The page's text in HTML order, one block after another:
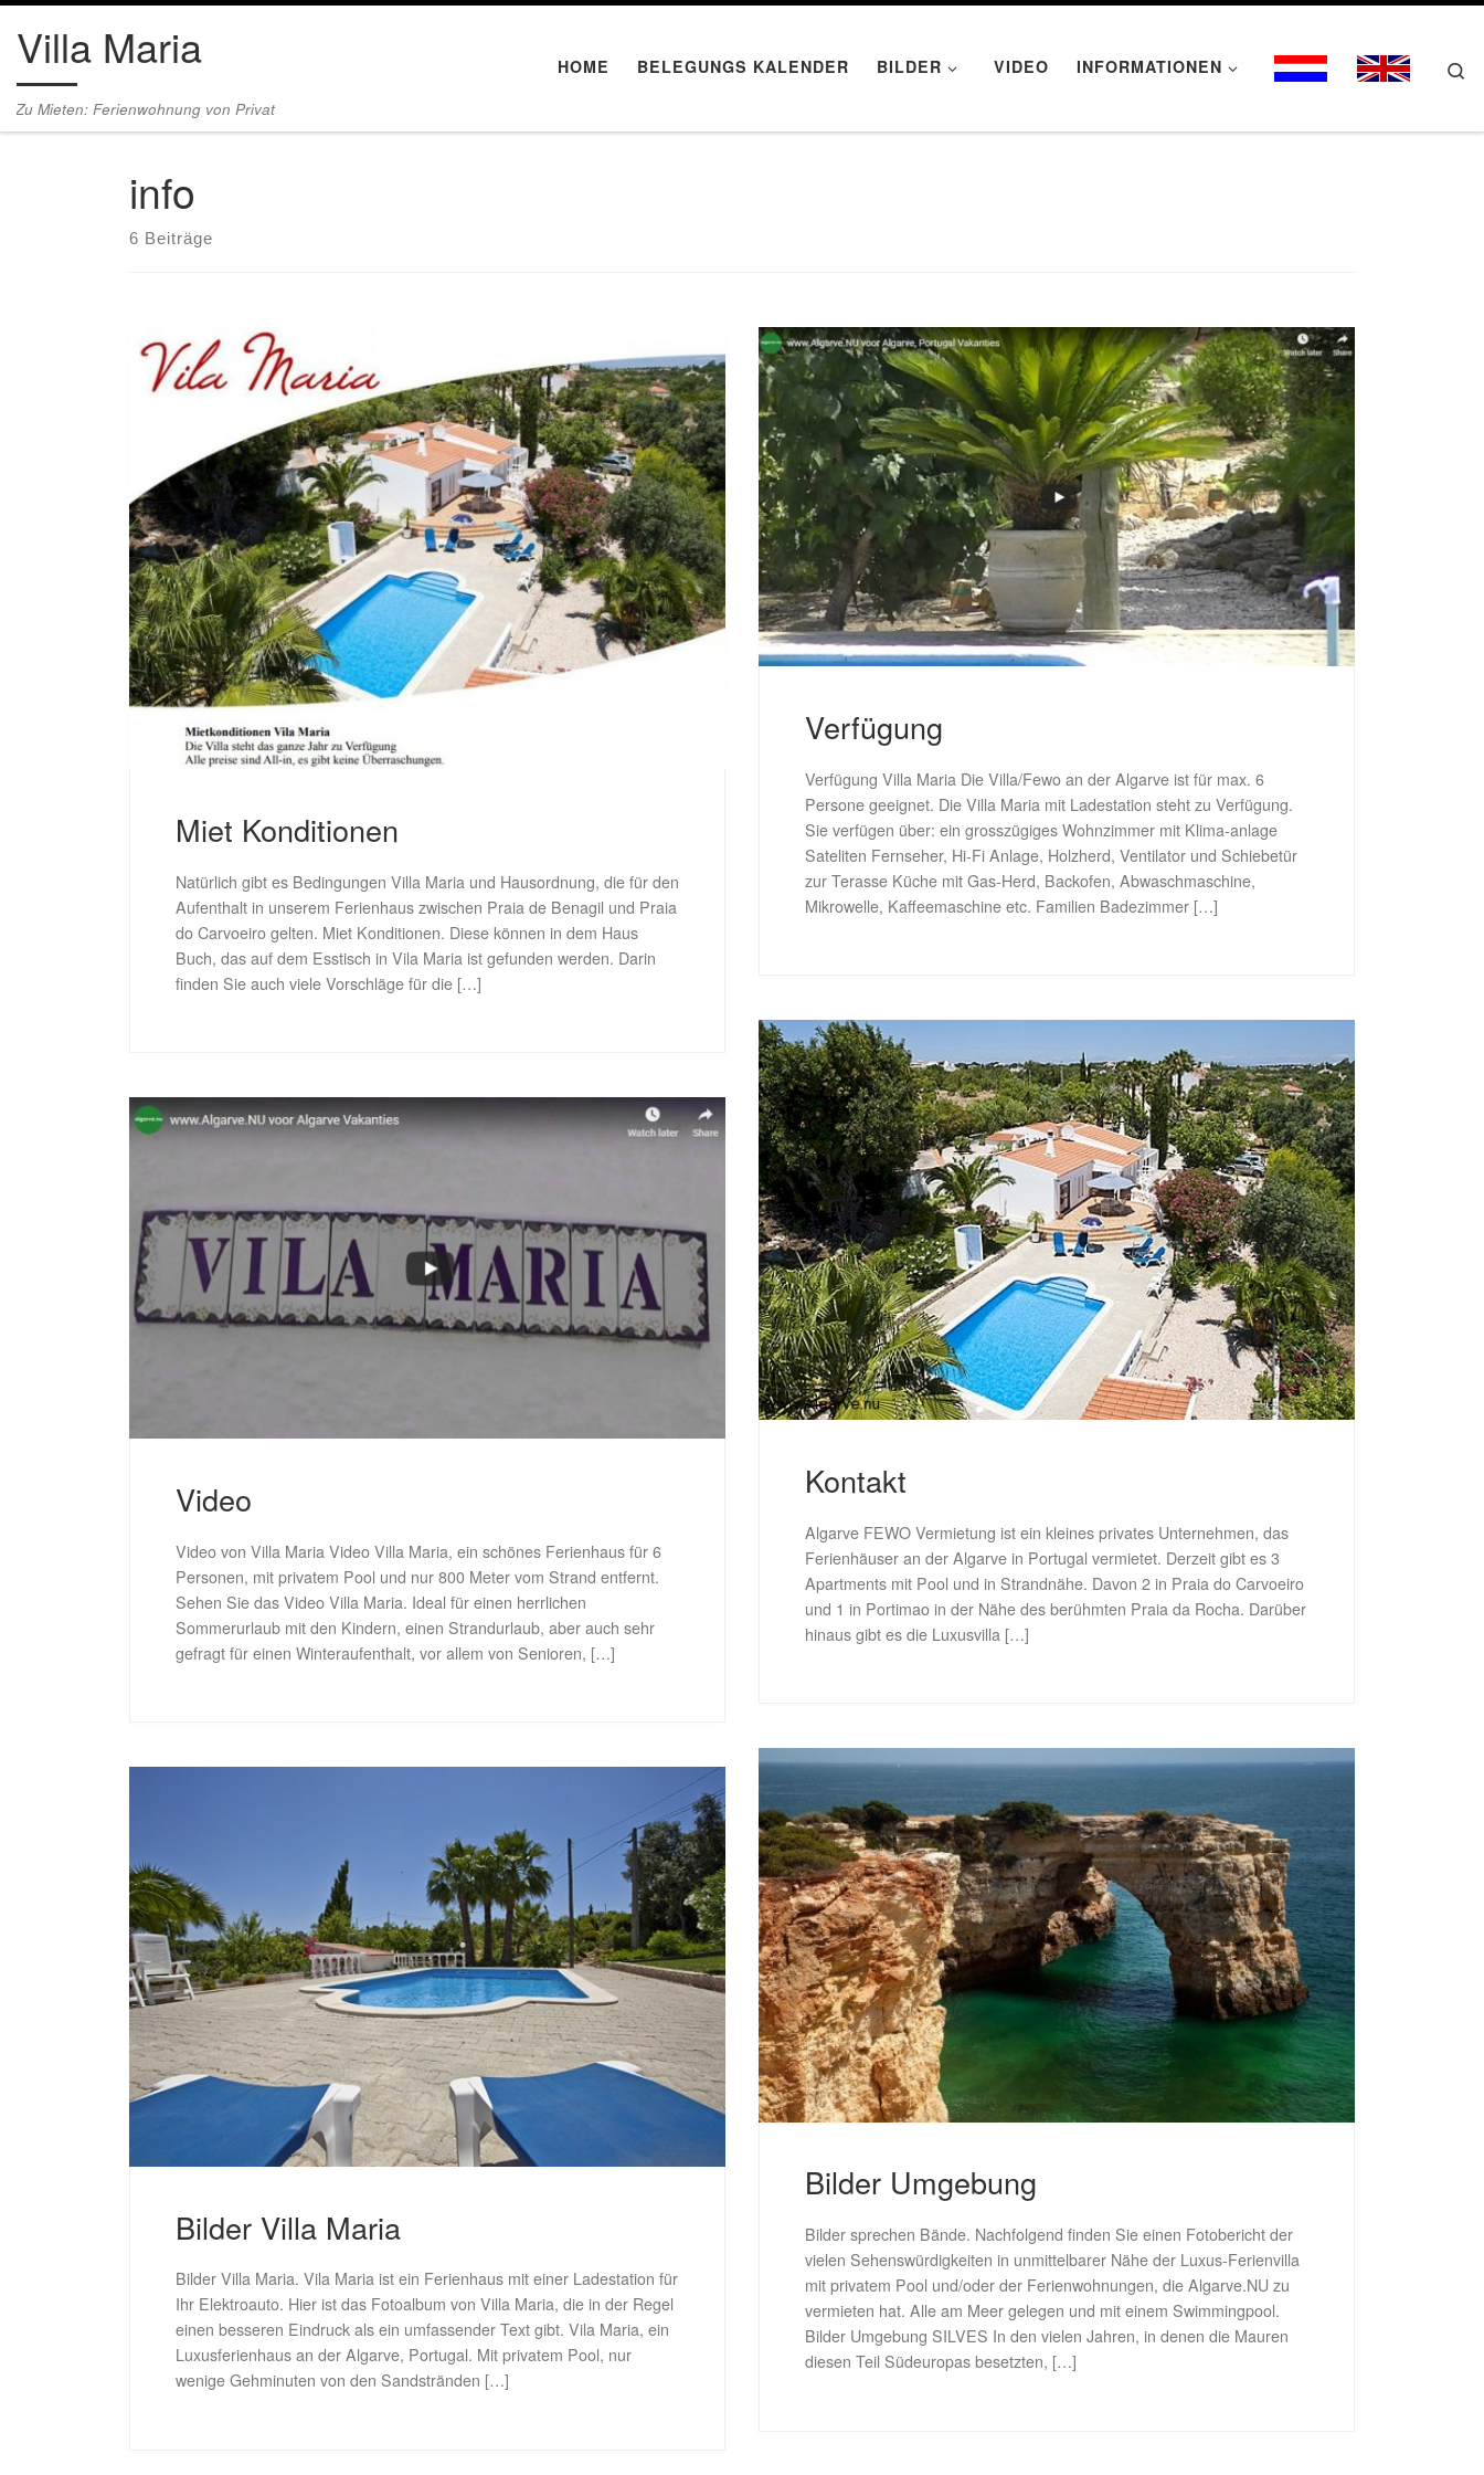
Zum Inhalt springen
Villa Maria
Zu Mieten: Ferienwohnung von Privat
HOME BELEGUNGS KALENDER BILDER VIDEO INFORMATIONEN
info
6 Beiträge
Miet Konditionen
Natürlich gibt es Bedingungen Villa Maria und Hausordnung, die für den
Aufenthalt in unserem Ferienhaus zwischen Praia de Benagil und Praia
do Carvoeiro gelten. Miet Konditionen. Diese können in dem Haus
Buch, das auf dem Esstisch in Vila Maria ist gefunden werden. Darin
finden Sie auch viele Vorschläge für die […]
Verfügung
Verfügung Villa Maria Die Villa/Fewo an der Algarve ist für max. 6
Persone geeignet. Die Villa Maria mit Ladestation steht zu Verfügung.
Sie verfügen über: ein grosszügiges Wohnzimmer mit Klima-anlage
Sateliten Fernseher, Hi-Fi Anlage, Holzherd, Ventilator und Schiebetür
zur Terasse Küche mit Gas-Herd, Backofen, Abwaschmaschine,
Mikrowelle, Kaffeemaschine etc. Familien Badezimmer […]
Kontakt
Algarve FEWO Vermietung ist ein kleines privates Unternehmen, das
Ferienhäuser an der Algarve in Portugal vermietet. Derzeit gibt es 3
Apartments mit Pool und in Strandnähe. Davon 2 in Praia do Carvoeiro
und 1 in Portimao in der Nähe des berühmten Praia da Rocha. Darüber
hinaus gibt es die Luxusvilla […]
Video
Video von Villa Maria Video Villa Maria, ein schönes Ferienhaus für 6
Personen, mit privatem Pool und nur 800 Meter vom Strand entfernt.
Sehen Sie das Video Villa Maria. Ideal für einen herrlichen
Sommerurlaub mit den Kindern, einen Strandurlaub, aber auch sehr
gefragt für einen Winteraufenthalt, vor allem von Senioren, […]
Bilder Umgebung
Bilder sprechen Bände. Nachfolgend finden Sie einen Fotobericht der
vielen Sehenswürdigkeiten in unmittelbarer Nähe der Luxus-Ferienvilla
mit privatem Pool und/oder der Ferienwohnungen, die Algarve.NU zu
vermieten hat. Alle am Meer gelegen und mit einem Swimmingpool.
Bilder Umgebung SILVES In den vielen Jahren, in denen die Mauren
diesen Teil Südeuropas besetzten, […]
Bilder Villa Maria
Bilder Villa Maria. Vila Maria ist ein Ferienhaus mit einer Ladestation für
Ihr Elektroauto. Hier ist das Fotoalbum von Villa Maria, die in der Regel
einen besseren Eindruck als ein umfassender Text gibt. Vila Maria, ein
Luxusferienhaus an der Algarve, Portugal. Mit privatem Pool, nur
wenige Gehminuten von den Sandstränden […]